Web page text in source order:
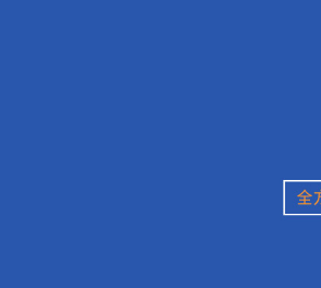
HTML5网站建设